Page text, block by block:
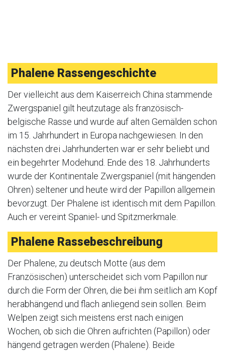
Phalene Rassengeschichte
Der vielleicht aus dem Kaiserreich China stammende
Zwergspaniel gilt heutzutage als französisch-
belgische Rasse und wurde auf alten Gemälden schon
im 15. Jahrhundert in Europa nachgewiesen. In den
nächsten drei Jahrhunderten war er sehr beliebt und
ein begehrter Modehund. Ende des 18. Jahrhunderts
wurde der Kontinentale Zwergspaniel (mit hängenden
Ohren) seltener und heute wird der Papillon allgemein
bevorzugt. Der Phalene ist identisch mit dem Papillon.
Auch er vereint Spaniel- und Spitzmerkmale.
Phalene Rassebeschreibung
Der Phalene, zu deutsch Motte (aus dem
Französischen) unterscheidet sich vom Papillon nur
durch die Form der Ohren, die bei ihm seitlich am Kopf
herabhängend und flach anliegend sein sollen. Beim
Welpen zeigt sich meistens erst nach einigen
Wochen, ob sich die Ohren aufrichten (Papillon) oder
hängend getragen werden (Phalene). Beide